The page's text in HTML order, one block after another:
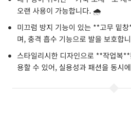
오랜 사용이 가능합니다. 🌧️
미끄럼 방지 기능이 있는 **고무 밑
며, 충격 흡수 기능으로 발을 보호합
스타일리시한 디자인으로 **작업복
용할 수 있어, 실용성과 패션을 동시